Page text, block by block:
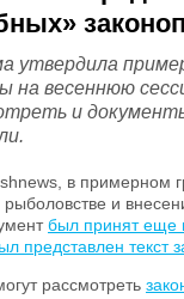
утвердила
на весеннюю
и
в примерном
и
был принят еще
представлен текст
рассмотреть